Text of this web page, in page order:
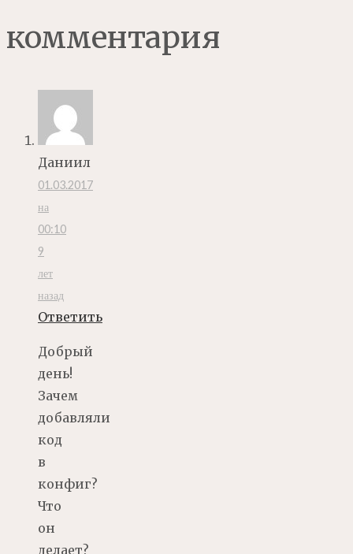
комментария
Даниил
01.03.2017
на
00:10
9
лет
назад
Ответить
Добрый
день!
Зачем
добавляли
код
в
конфиг?
Что
он
делает?